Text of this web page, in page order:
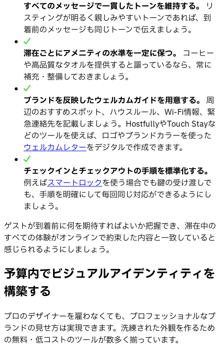
すべてのメッセージで一貫したトーンを維持する。
リ
スティングが明るく親しみやすいトーンであれば、到
着前のメッセージも同じトーンで伝えましょう。
滞在ごとにアメニティの水準を一定に保つ。
コーヒー
や高品質なタオルを提供すると謳っているなら、常に
補充・整備しておきましょう。
ブランドを反映したウェルカムガイドを用意する。 周
辺のおすすめスポット、ハウスルール、Wi-Fi情報、緊
急連絡先を記載しましょう。HostfullyやTouch Stayな
どのツールを使えば、ロゴやブランドカラーを使った
ウェルカムレターをデジタルで作成できます。
チェックインとチェックアウトの手順を標準化する。
例えばスマートロックを使う場合でも鍵の受け渡しで
も、手順を明確にして毎回同じ対応ができるようにし
ましょう。
ゲストが到着前に何を期待すればよいか把握でき、滞在中の
すべての体験がオンラインで約束した内容と一致していると
感じられるようにしましょう。
予算内でビジュアルアイデンティティを
構築する
プロのデザイナーを雇わなくても、プロフェッショナルなブ
ランドの見せ方は実現できます。洗練された外観を作るため
の無料・低コストのツールが数多く揃っています。